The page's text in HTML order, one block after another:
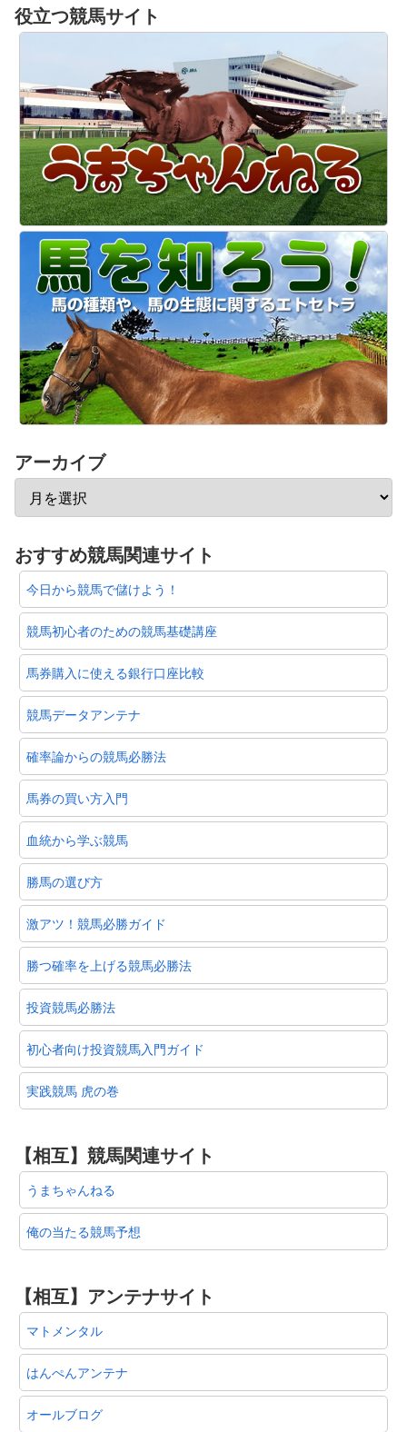
役立つ競馬サイト
アーカイブ
おすすめ競馬関連サイト
今日から競馬で儲けよう！
競馬初心者のための競馬基礎講座
馬券購入に使える銀行口座比較
競馬データアンテナ
確率論からの競馬必勝法
馬券の買い方入門
血統から学ぶ競馬
勝馬の選び方
激アツ！競馬必勝ガイド
勝つ確率を上げる競馬必勝法
投資競馬必勝法
初心者向け投資競馬入門ガイド
実践競馬 虎の巻
【相互】競馬関連サイト
うまちゃんねる
俺の当たる競馬予想
【相互】アンテナサイト
マトメンタル
はんぺんアンテナ
オールブログ